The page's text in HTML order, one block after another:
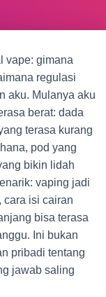
vape: gimana
regulasi
aku. Mulanya aku
berat: dada
terasa kurang
pod yang
bikin lidah
vaping jadi
isi cairan
bisa terasa
Ini bukan
pribadi tentang
jawab saling